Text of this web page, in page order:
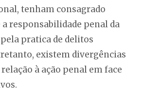
tenham consagrado
responsabilidade penal da
pratica de delitos
existem divergências
à ação penal em face